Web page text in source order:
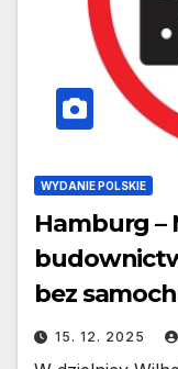
WYDANIE POLSKIE
Hamburg –
bez
15. 12. 2025